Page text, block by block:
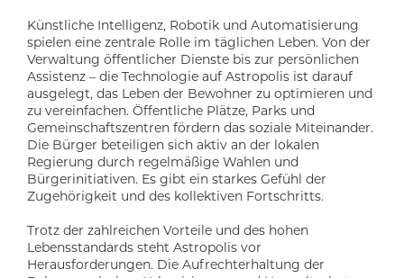
Künstliche Intelligenz, Robotik und Automatisierung
spielen eine zentrale Rolle im täglichen Leben. Von der
Verwaltung öffentlicher Dienste bis zur persönlichen
Assistenz – die Technologie auf Astropolis ist darauf
ausgelegt, das Leben der Bewohner zu optimieren und
zu vereinfachen. Öffentliche Plätze, Parks und
Gemeinschaftszentren fördern das soziale Miteinander.
Die Bürger beteiligen sich aktiv an der lokalen
Regierung durch regelmäßige Wahlen und
Bürgerinitiativen. Es gibt ein starkes Gefühl der
Zugehörigkeit und des kollektiven Fortschritts.
Trotz der zahlreichen Vorteile und des hohen
Lebensstandards steht Astropolis vor
Herausforderungen. Die Aufrechterhaltung der